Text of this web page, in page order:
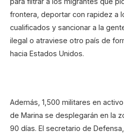
frontera, deportar con rapidez a
cualificados y sancionar a la
ilegal o atraviese otro país de
hacia Estados Unidos.
Además, 1,500 militares en
de Marina se desplegarán en la
90 días. El secretario de